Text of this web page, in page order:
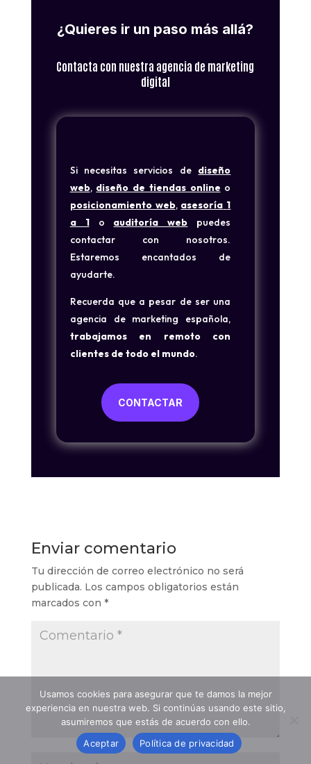
¿Quieres ir un paso más allá?
Contacta con nuestra agencia de marketing
digital
Si necesitas servicios de diseño
web, diseño de tiendas online o
posicionamiento web, asesoría 1
a 1o auditoría web puedes
contactar con nosotros.
Estaremos encantados de
ayudarte.
Recuerda que a pesar de ser una
agencia de marketing española,
trabajamos en remoto con
clientes de todo el mundo.
CONTACTAR
Enviar comentario
Tu dirección de correo electrónico no será
publicada. Los campos obligatorios están
marcados con *
Usamos cookies para asegurar que te damos la mejor
experiencia en nuestra web. Si continúas usando este sitio,
asumiremos que estás de acuerdo con ello.
Aceptar
Política de privacidad